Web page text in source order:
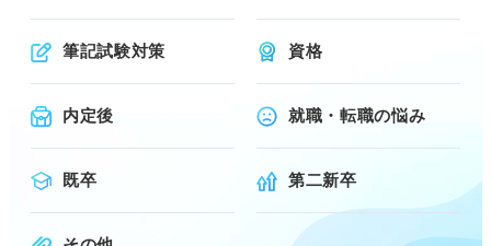
筆記試験対策 資格
内定後 就職・転職の悩み
既卒 第二新卒